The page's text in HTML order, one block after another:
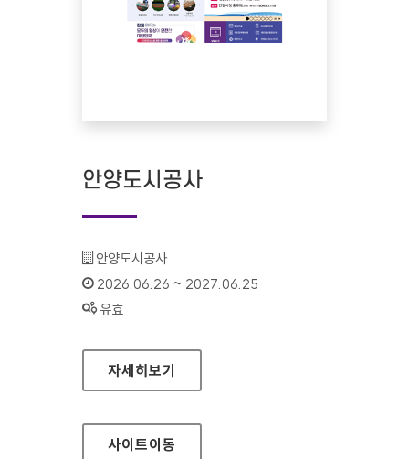
안양도시공사
기관명 :
안양도시공사
인증기간 :
2026.06.26 ~ 2027.06.25
상태 :
유효
안양도시공사
자세히보기
사이트이동